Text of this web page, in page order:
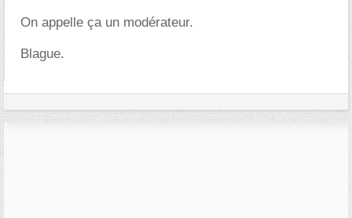
On appelle ça un modérateur.
Blague.